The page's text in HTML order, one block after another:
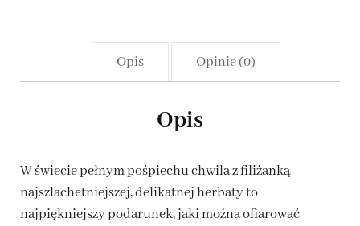
Opis Opinie (0)
Opis
W świecie pełnym pośpiechu chwila z filiżanką
najszlachetniejszej, delikatnej herbaty to
najpiękniejszy podarunek, jaki można ofiarować